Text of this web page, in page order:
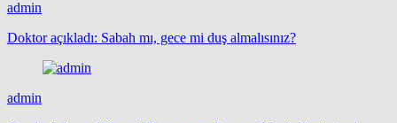
admin
Doktor açıkladı: Sabah mı, gece mi duş almalısınız?
admin